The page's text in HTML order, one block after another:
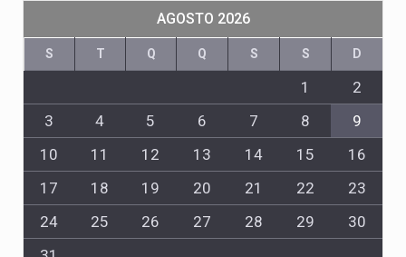
AGOSTO 2026
S T Q Q S S D
1
2
3
4 5 6 7 8
9
10
11 12 13 14 15
16
17
18 19 20 21 22
23
24
25 26 27 28 29
30